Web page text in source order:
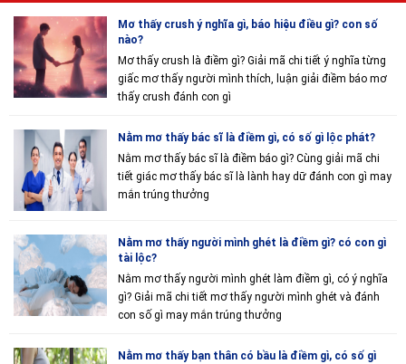
Mơ thấy crush ý nghĩa gì, báo hiệu điều gì? con số
nào?
Mơ thấy crush là điềm gì? Giải mã chi tiết ý nghĩa từng
giấc mơ thấy người mình thích, luận giải điềm báo mơ
thấy crush đánh con gì
Nằm mơ thấy bác sĩ là điềm gì, có số gì lộc phát?
Nằm mơ thấy bác sĩ là điềm báo gì? Cùng giải mã chi
tiết giác mơ thấy bác sĩ là lành hay dữ đánh con gì may
mắn trúng thưởng
Nằm mơ thấy người mình ghét là điềm gì? có con gì
tài lộc?
Nằm mơ thấy người mình ghét làm điềm gì, có ý nghĩa
gì? Giải mã chi tiết mơ thấy người mình ghét và đánh
con số gì may mắn trúng thưởng
Nằm mơ thấy bạn thân có bầu là điềm gì, có số gì